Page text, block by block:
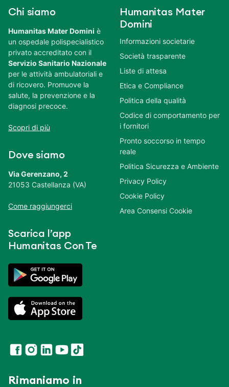
Chi siamo
Humanitas Mater Domini è
un ospedale polispecialistico
privato accreditato con il
Servizio Sanitario Nazionale
per le attività ambulatoriali e
di ricovero. Promuove la
salute, la prevenzione e la
diagnosi precoce.
Scopri di più
Dove siamo
Via Gerenzano, 2
21053 Castellanza (VA)
Come raggiungerci
Scarica l’app
Humanitas Con Te
Rimaniamo in
Humanitas Mater
Domini
Informazioni societarie
Società trasparente
Liste di attesa
Etica e Compliance
Politica della qualità
Codice di comportamento per
i fornitori
Pronto soccorso in tempo
reale
Politica Sicurezza e Ambiente
Privacy Policy
Cookie Policy
Area Consensi Cookie